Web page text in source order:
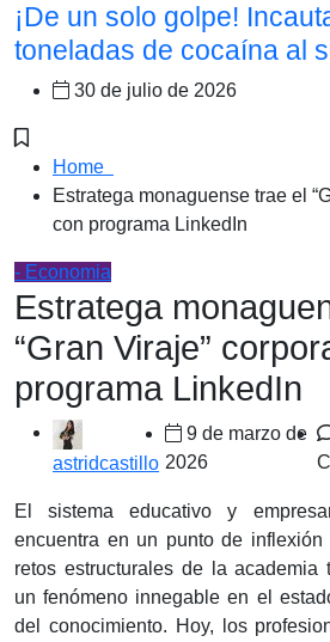
¡De un solo golpe!
toneladas de cocaína al
30 de julio de 2026
Home
Estratega monaguense trae el
con programa LinkedIn
- Economia
Estratega
“Gran Viraje”
programa LinkedIn
astridcastillo
9 de marzo de
2026
El sistema educativo y
encuentra en un punto de
retos estructurales de la academia
un fenómeno innegable en el
del conocimiento. Hoy, los